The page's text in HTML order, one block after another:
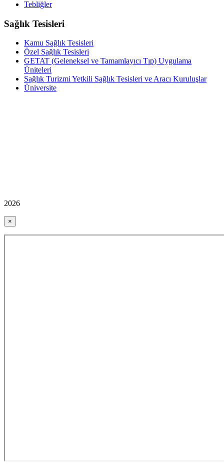
Tebliğler
Sağlık Tesisleri
Kamu Sağlık Tesisleri
Özel Sağlık Tesisleri
GETAT (Geleneksel ve Tamamlayıcı Tıp) Uygulama
Üniteleri
Sağlık Turizmi Yetkili Sağlık Tesisleri ve Aracı Kuruluşlar
Üniversite
2026
×